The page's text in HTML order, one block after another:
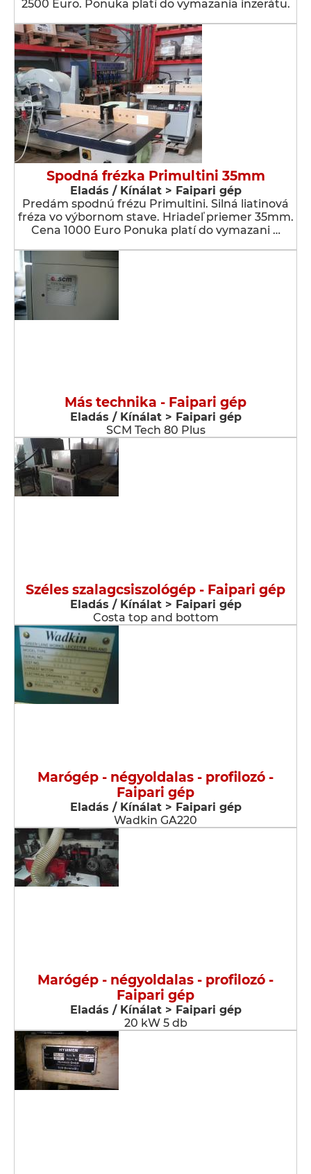
2500 Euro. Ponuka platí do vymazania inzerátu.
Spodná frézka Primultini 35mm
Eladás / Kínálat > Faipari gép
Predám spodnú frézu Primultini. Silná liatinová
fréza vo výbornom stave. Hriadeľ priemer 35mm.
Cena 1000 Euro Ponuka platí do vymazani …
Más technika - Faipari gép
Eladás / Kínálat > Faipari gép
SCM Tech 80 Plus
Széles szalagcsiszológép - Faipari gép
Eladás / Kínálat > Faipari gép
Costa top and bottom
Marógép - négyoldalas - profilozó -
Faipari gép
Eladás / Kínálat > Faipari gép
Wadkin GA220
Marógép - négyoldalas - profilozó -
Faipari gép
Eladás / Kínálat > Faipari gép
20 kW 5 db